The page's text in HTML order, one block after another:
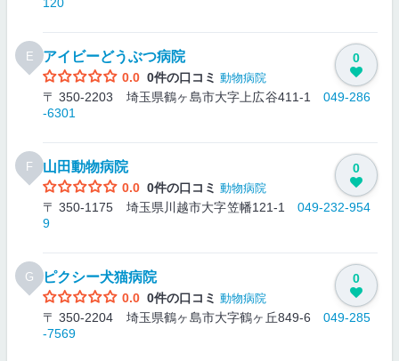
E アイビーどうぶつ病院
0.0 0件の口コミ 動物病院
〒 350-2203 埼玉県鶴ヶ島市大字上広谷411-1 049-286
-6301
0
F 山田動物病院
0.0 0件の口コミ 動物病院
〒 350-1175 埼玉県川越市大字笠幡121-1 049-232-954
9
0
G ピクシー犬猫病院
0.0 0件の口コミ 動物病院
〒 350-2204 埼玉県鶴ヶ島市大字鶴ヶ丘849-6 049-285
-7569
0